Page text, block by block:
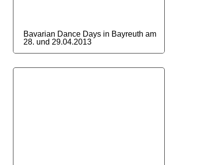
Bavarian Dance Days in Bayreuth am
28. und 29.04.2013